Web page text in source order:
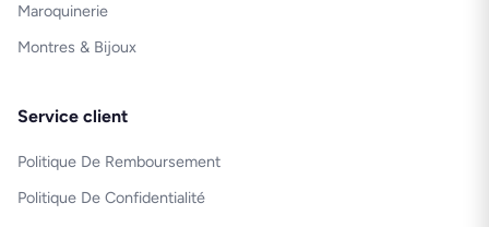
Maroquinerie
Montres & Bijoux
Service client
Politique De Remboursement
Politique De Confidentialité